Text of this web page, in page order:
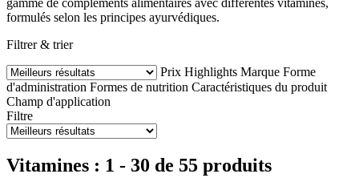
formulés selon les principes ayurvédiques.
Filtrer & trier
Prix Highlights Marque Forme
d'administration Formes de nutrition Caractéristiques du produit
Champ d'application
Filtre
Vitamines : 1 - 30 de 55 produits